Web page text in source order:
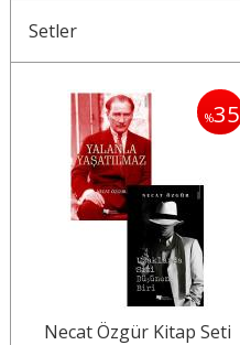
Setler
%35
Necat Özgür Kitap Seti